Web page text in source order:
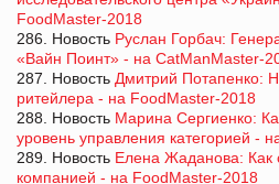
FoodMaster-2018
286. Новость Руслан Горбач:
«Вайн Поинт» - на CatManMaster-
287. Новость Дмитрий Потапенко:
ритейлера - на FoodMaster-2018
288. Новость Марина Сергиенко:
уровень управления категорией -
289. Новость Елена Жаданова: Как
компанией - на FoodMaster-2018